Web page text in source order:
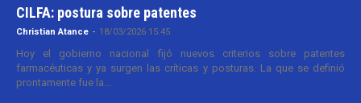
CILFA: postura sobre patentes
Christian Atance - 18/03/2026 15:45
Hoy el gobierno nacional fijó nuevos criterios sobre patentes
farmacéuticas y ya surgen las críticas y posturas. La que se definió
prontamente fue la...